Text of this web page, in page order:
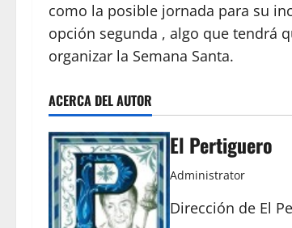
como la posible jornada para su
opción segunda , algo que tendrá
organizar la Semana Santa.
ACERCA DEL AUTOR
El Pertiguero
Administrator
Dirección de El